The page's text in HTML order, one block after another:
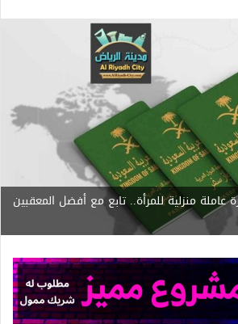
منزلية للمرأة.. تابع مع أفضل المعقبين